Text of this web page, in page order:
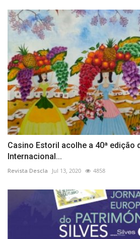
Casino Estoril acolhe a 40ª edição
Internacional...
Revista Descla Jul 13, 2020 4858